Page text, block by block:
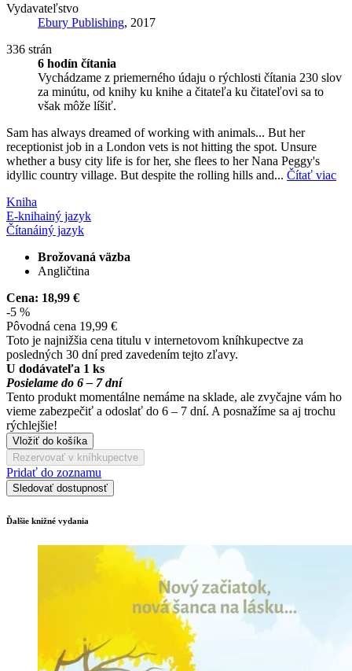
Vydavateľstvo
Ebury Publishing, 2017
336 strán
6 hodín čítania
Vychádzame z priemerného údaju o rýchlosti čítania 230 slov
za minútu, od knihy ku knihe a čitateľa ku čitateľovi sa to
však môže líšiť.
Sam has always dreamed of working with animals... But her
receptionist job in a London vets is not hitting the spot. Unsure
whether a busy city life is for her, she flees to her Nana Peggy's
idyllic country village. But despite the rolling hills and... Čítať viac
Kniha
E-knihainý jazyk
Čítanáiný jazyk
Brožovaná väzba
Angličtina
Cena: 18,99 €
-5 %
Pôvodná cena 19,99 €
Toto je najnižšia cena titulu v internetovom kníhkupectve za
posledných 30 dní pred zavedením tejto zľavy.
U dodávateľa 1 ks
Posielame do 6 – 7 dní
Tento produkt momentálne nemáme na sklade, ale zvyčajne vám ho
vieme zabezpečiť a odoslať do 6 – 7 dní. A posnažíme sa aj trochu
rýchlejšie!
Vložiť do košíka
Rezervovať v kníhkupectve
Pridať do zoznamu
Sledovať dostupnosť
Ďalšie knižné vydania